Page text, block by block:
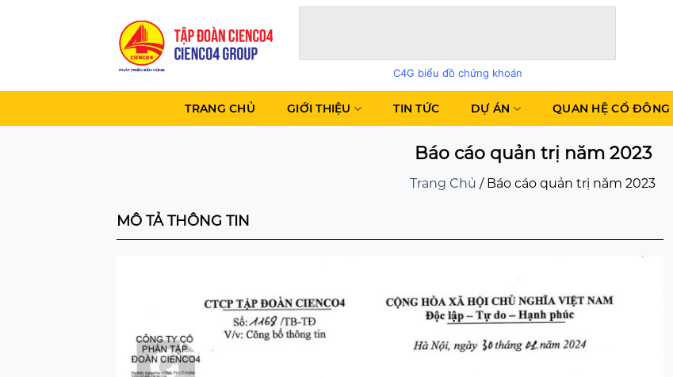
C4G biểu đồ chứng khoán
TRANG CHỦ GIỚI THIỆU TIN TỨC DỰ ÁN QUAN HỆ CỔ ĐÔNG
Báo cáo quản trị năm 2023
Trang Chủ / Báo cáo quản trị năm 2023
MÔ TẢ THÔNG TIN